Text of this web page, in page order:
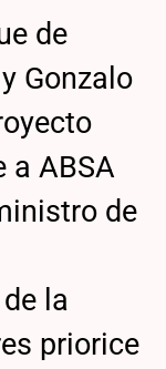
de
Gonzalo
a ABSA
de
la
priorice